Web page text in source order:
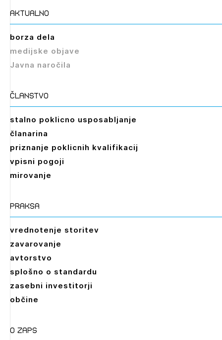
dostopate, se je potrebno prijaviti.
PRIJAVITE SE
aktualno
borza dela
medijske objave
Javna naročila
članstvo
stalno poklicno usposabljanje
članarina
priznanje poklicnih kvalifikacij
vpisni pogoji
mirovanje
praksa
vrednotenje storitev
zavarovanje
avtorstvo
splošno o standardu
zasebni investitorji
občine
O zaps